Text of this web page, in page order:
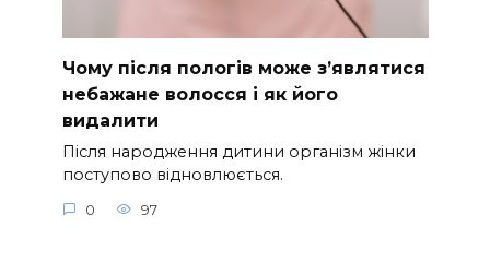
Чому після пологів може з’являтися
небажане волосся і як його
видалити
Після народження дитини організм жінки
поступово відновлюється.
0 97